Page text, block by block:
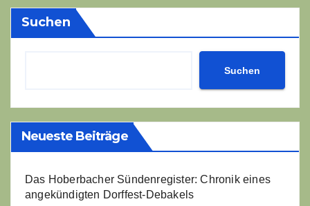
Suchen
Suchen
Neueste Beiträge
Das Hoberbacher Sündenregister: Chronik eines
angekündigten Dorffest-Debakels